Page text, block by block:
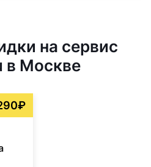
на сервис
в Москве